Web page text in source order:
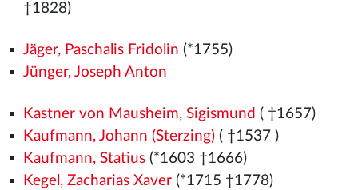
†1828)
Jäger, Paschalis Fridolin (*1755)
Jünger, Joseph Anton
Kastner von Mausheim, Sigismund ( †1657)
Kaufmann, Johann (Sterzing)( †1537 )
Kaufmann, Statius(*1603 †1666)
Kegel, Zacharias Xaver(*1715 †1778)